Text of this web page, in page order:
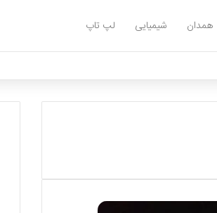
همدان شیمیایی لپ تاپ